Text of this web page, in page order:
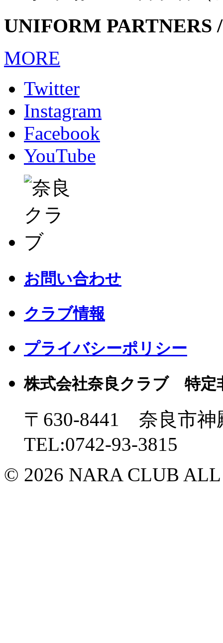
UNIFORM PARTNERS
MORE
Twitter
Instagram
Facebook
YouTube
お問い合わせ
クラブ情報
プライバシーポリシー
株式会社奈良クラブ 特定
〒630-8441 奈良市
TEL:0742-93-3815
© 2026 NARA CLUB ALL